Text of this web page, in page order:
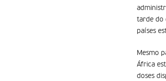
tarde do
países
Mesmo
África
doses